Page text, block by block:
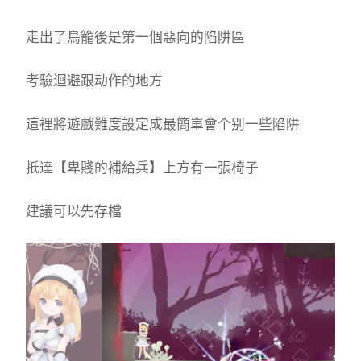
走出了鳥籠後是第一個惡向的陷阱區
考驗迴避跟动作的地方
這裡將遊戲難度設定成最簡單會个别一些陷阱
抵達【卑賤的補給兵】上方有一張椅子
建議可以先存檔